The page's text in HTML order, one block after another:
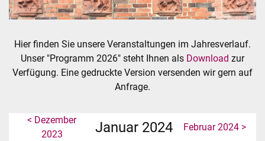
Hier finden Sie unsere Veranstaltungen im Jahresverlauf.
Unser "Programm 2026" steht Ihnen als Download zur
Verfügung. Eine gedruckte Version versenden wir gern auf
Anfrage.
< Dezember
2023
Januar 2024 Februar 2024 >